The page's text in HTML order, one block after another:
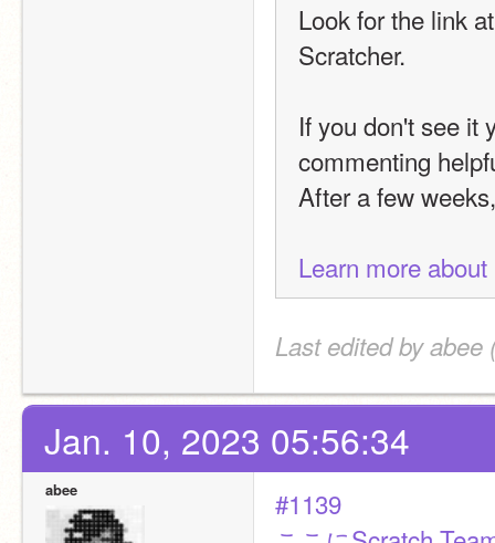
Look for the link
Scratcher.
If you don't see it
commenting
After a few
Learn more
Last edited by abee
Jan. 10, 2023 05:56:34
abee
#1139